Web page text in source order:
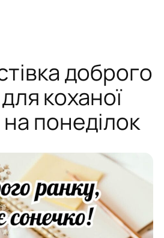
доброго
коханої
понеділок